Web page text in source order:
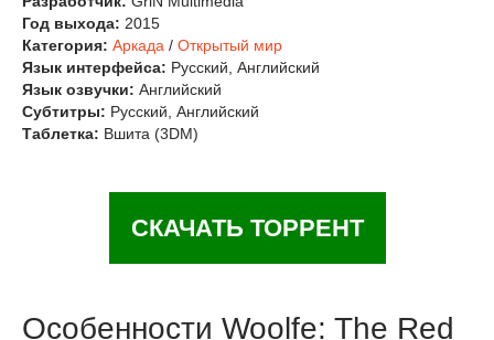
Год выхода: 2015
Категория: Аркада / Открытый мир
Язык интерфейса: Русский, Английский
Язык озвучки: Английский
Субтитры: Русский, Английский
Таблетка: Вшита (3DM)
СКАЧАТЬ ТОРРЕНТ
Особенности Woolfe: The Red